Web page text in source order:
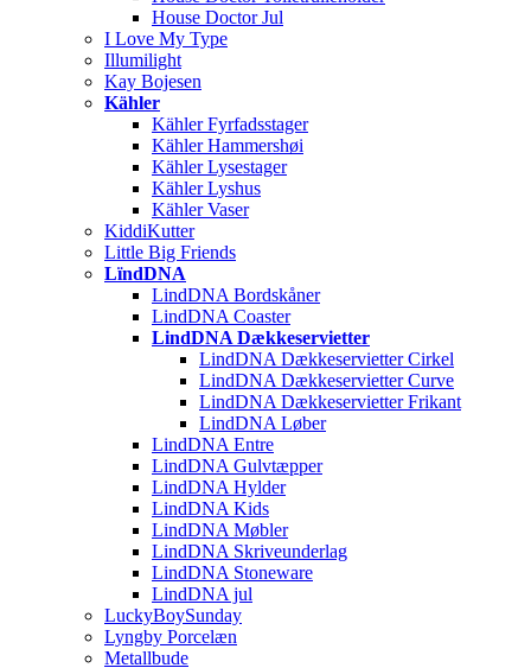
House Doctor Jul
I Love My Type
Illumilight
Kay Bojesen
Kähler
Kähler Fyrfadsstager
Kähler Hammershøi
Kähler Lysestager
Kähler Lyshus
Kähler Vaser
KiddiKutter
Little Big Friends
LïndDNA
LindDNA Bordskåner
LindDNA Coaster
LindDNA Dækkeservietter
LindDNA Dækkeservietter Cirkel
LindDNA Dækkeservietter Curve
LindDNA Dækkeservietter Frikant
LindDNA Løber
LindDNA Entre
LindDNA Gulvtæpper
LindDNA Hylder
LindDNA Kids
LindDNA Møbler
LindDNA Skriveunderlag
LindDNA Stoneware
LindDNA jul
LuckyBoySunday
Lyngby Porcelæn
Metallbude